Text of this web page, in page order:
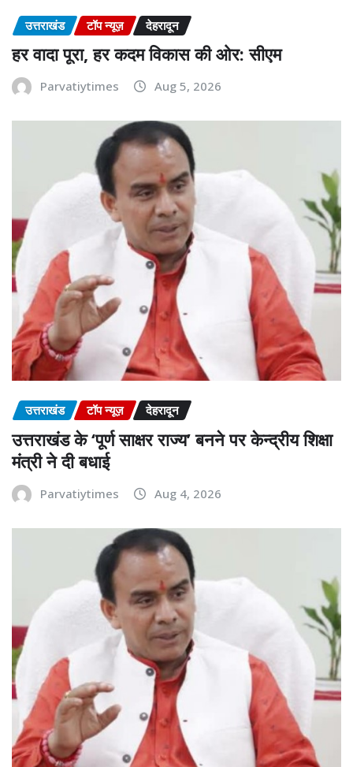
उत्तराखंड टॉप न्यूज़ देहरादून
हर वादा पूरा, हर कदम विकास की ओर: सीएम
Parvatiytimes Aug 5, 2026
उत्तराखंड टॉप न्यूज़ देहरादून
उत्तराखंड के ‘पूर्ण साक्षर राज्य’ बनने पर केन्द्रीय शिक्षा
मंत्री ने दी बधाई
Parvatiytimes Aug 4, 2026